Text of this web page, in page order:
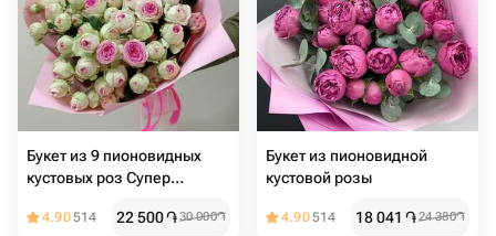
Букет из 9 пионовидных
кустовых роз Супер
4.90514 22 500֏30 000֏
Букет из пионовидной
кустовой розы
4.90514 18 041 ֏24 380֏